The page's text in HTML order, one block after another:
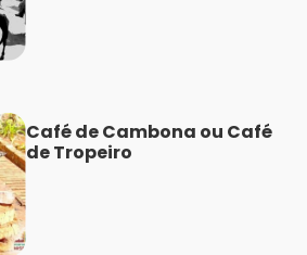
Café de Cambona ou Café
de Tropeiro